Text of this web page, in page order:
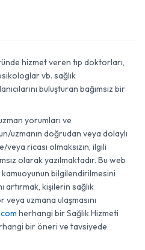
hizmet veren tıp doktorları,
vb. sağlık
buluşturan bağımsız bir
yorumları ve
uzmanın doğrudan veya dolaylı
ricası olmaksızın, ilgili
olarak yazılmaktadır. Bu web
kamuoyunun bilgilendirilmesini
artırmak, kişilerin sağlık
uzmana ulaşmasını
herhangi bir Sağlık Hizmeti
bir öneri ve tavsiyede